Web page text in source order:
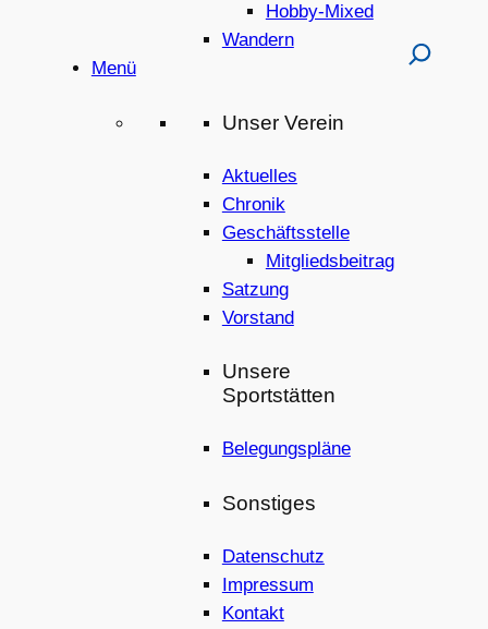
Hobby-Mixed
Wandern
Menü
Unser Verein
Aktuelles
Chronik
Geschäftsstelle
Mitgliedsbeitrag
Satzung
Vorstand
Unsere
Sportstätten
Belegungspläne
Sonstiges
Datenschutz
Impressum
Kontakt